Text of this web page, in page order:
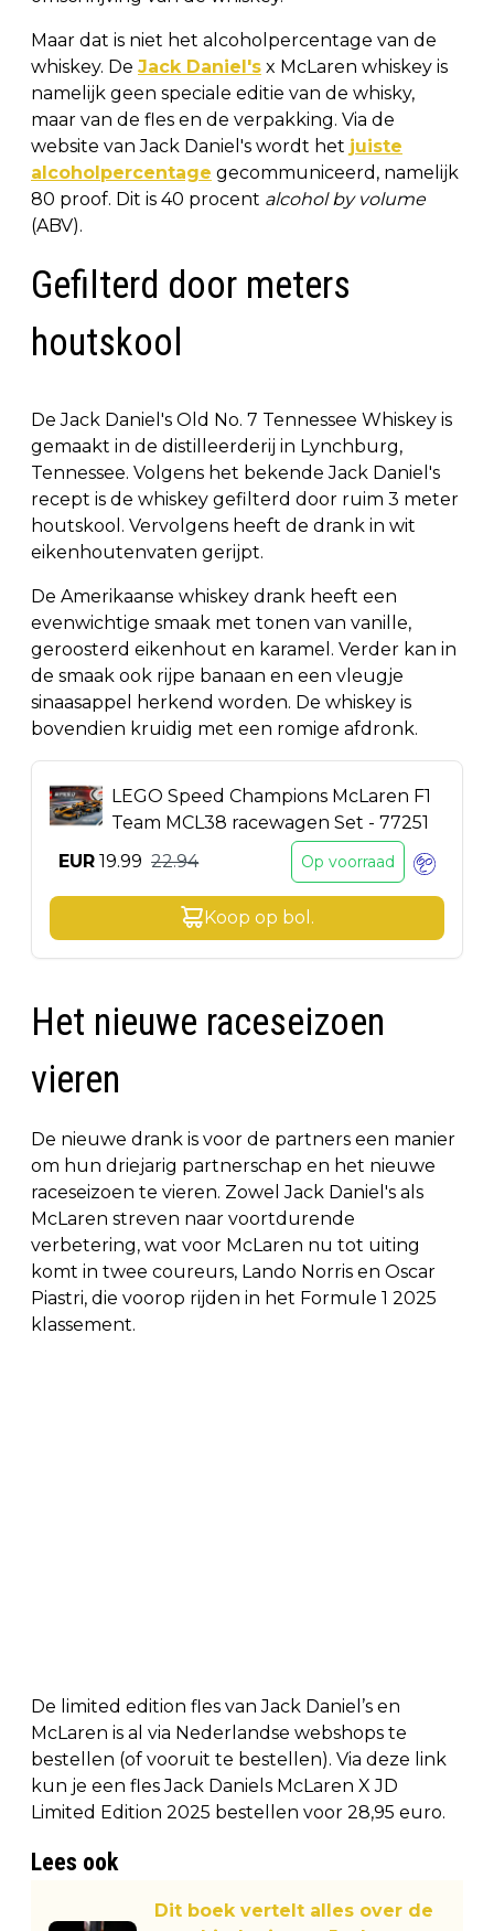
Maar dat is niet het alcoholpercentage van de
whiskey. De Jack Daniel's x McLaren whiskey is
namelijk geen speciale editie van de whisky,
maar van de fles en de verpakking. Via de
website van Jack Daniel's wordt het juiste
alcoholpercentage gecommuniceerd, namelijk
80 proof. Dit is 40 procent alcohol by volume
(ABV).
Gefilterd door meters
houtskool
De Jack Daniel's Old No. 7 Tennessee Whiskey is
gemaakt in de distilleerderij in Lynchburg,
Tennessee. Volgens het bekende Jack Daniel's
recept is de whiskey gefilterd door ruim 3 meter
houtskool. Vervolgens heeft de drank in wit
eikenhoutenvaten gerijpt.
De Amerikaanse whiskey drank heeft een
evenwichtige smaak met tonen van vanille,
geroosterd eikenhout en karamel. Verder kan in
de smaak ook rijpe banaan en een vleugje
sinaasappel herkend worden. De whiskey is
bovendien kruidig met een romige afdronk.
LEGO Speed Champions McLaren F1
Team MCL38 racewagen Set - 77251
EUR 19.99 22.94 Op voorraad
Koop op bol .
Het nieuwe raceseizoen
vieren
De nieuwe drank is voor de partners een manier
om hun driejarig partnerschap en het nieuwe
raceseizoen te vieren. Zowel Jack Daniel's als
McLaren streven naar voortdurende
verbetering, wat voor McLaren nu tot uiting
komt in twee coureurs, Lando Norris en Oscar
Piastri, die voorop rijden in het Formule 1 2025
klassement.
De limited edition fles van Jack Daniel’s en
McLaren is al via Nederlandse webshops te
bestellen (of vooruit te bestellen). Via deze link
kun je een fles Jack Daniels McLaren X JD
Limited Edition 2025 bestellen voor 28,95 euro.
Lees ook
Dit boek vertelt alles over de